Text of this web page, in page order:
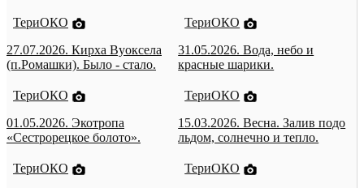
ТериОКО
27.07.2026. Кирха Вуоксела
(п.Ромашки). Было - стало.
ТериОКО
31.05.2026. Вода, небо и
красные шарики.
ТериОКО
01.05.2026. Экотропа
«Сестрорецкое болото».
ТериОКО
15.03.2026. Весна. Залив подо
льдом, солнечно и тепло.
ТериОКО
ТериОКО